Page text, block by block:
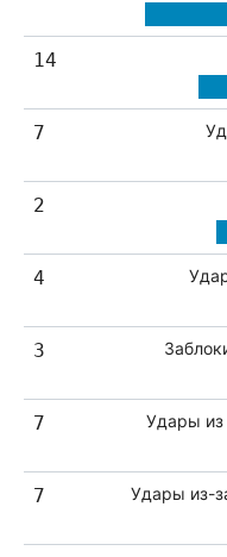
14
7
2
4
3
7 Удары
7 Удары из-